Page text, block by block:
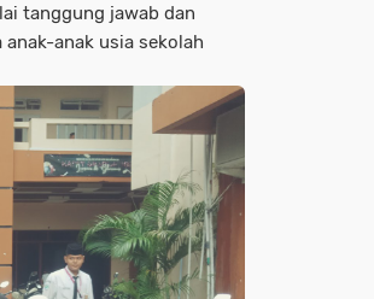
tanggung jawab dan
anak usia sekolah